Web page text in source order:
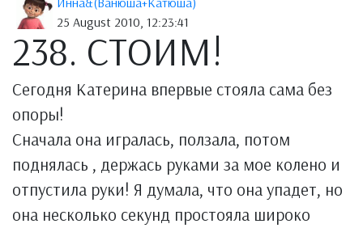
25 August 2010, 12:23:41
238. СТОИМ!
Сегодня Катерина впервые стояла сама без
опоры!
Сначала она игралась, ползала, потом
поднялась , держась руками за мое колено и
отпустила руки! Я думала, что она упадет, но
она несколько секунд простояла широко